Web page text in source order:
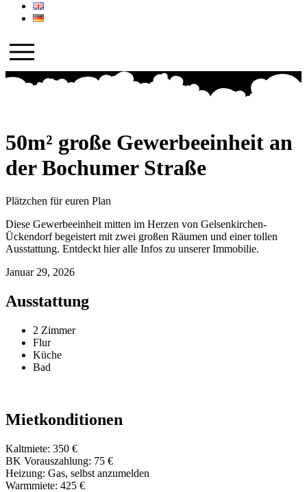
50m² große Gewerbeeinheit an
der Bochumer Straße
Plätzchen für euren Plan
Diese Gewerbeeinheit mitten im Herzen von Gelsenkirchen-
Ückendorf begeistert mit zwei großen Räumen und einer tollen
Ausstattung. Entdeckt hier alle Infos zu unserer Immobilie.
Januar 29, 2026
Ausstattung
2 Zimmer
Flur
Küche
Bad
Mietkonditionen
Kaltmiete: 350 €
BK Vorauszahlung: 75 €
Heizung: Gas, selbst anzumelden
Warmmiete: 425 €